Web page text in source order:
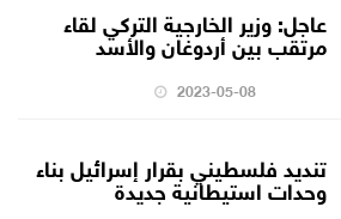
عاجل: وزير الخارجية التركي لقاء
مرتقب بين أردوغان والأسد
2023-05-08
تنديد فلسطيني بقرار إسرائيل بناء
وحدات استيطانية جديدة